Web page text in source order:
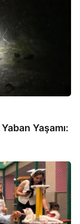
Yaşamı: